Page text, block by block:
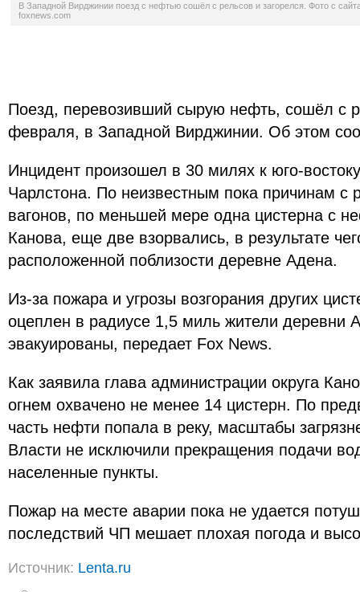
В Западной Вирджинии поезд с нефтью сошёл с рельсов и загорелся. Фото с
foxnews.com
Поезд, перевозивший сырую нефть, сошёл с
февраля, в Западной Вирджинии. Об этом
Инцидент произошел в 30 милях к юго-
Чарлстона. По неизвестным пока причинам с
вагонов, по меньшей мере одна цистерна с
Канова, еще две взорвались, в результате
расположенной поблизости деревне Адена.
Из-за пожара и угрозы возгорания других
оцеплен в радиусе 1,5 миль жители деревни
эвакуированы, передает Fox News.
Как заявила глава администрации округа
огнем охвачено не менее 14 цистерн. По
часть нефти попала в реку, масштабы
Власти не исключили прекращения подачи
населенные пункты.
Пожар на месте аварии пока не удается
последствий ЧП мешает плохая погода и
Источник: Lenta.ru